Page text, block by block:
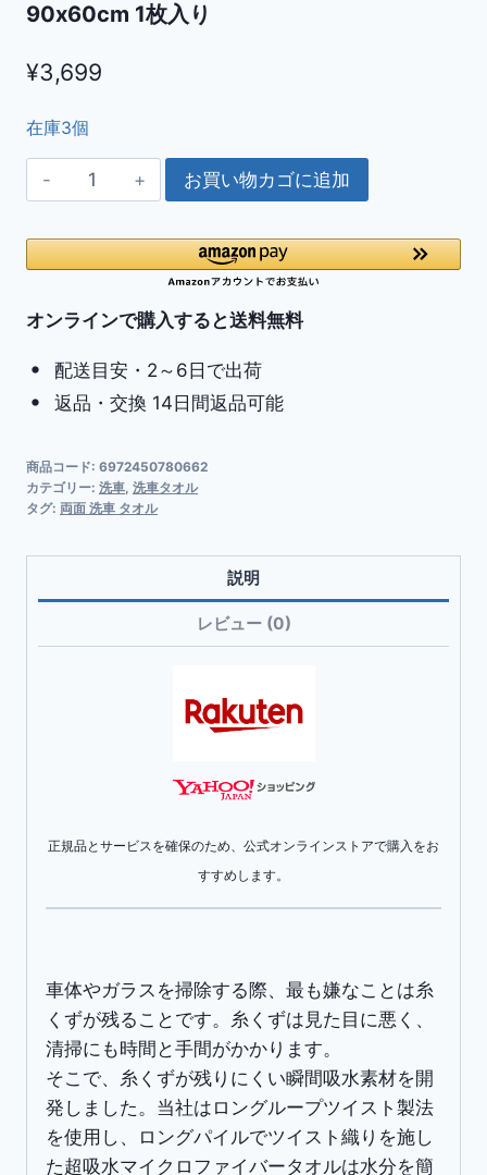
90x60cm 1枚入り
¥3,699
在庫3個
SHSCLY
(シ
ク
ー)
イ
ク
フ
ァ
バ
車
え
大
レ
ー
90x60cm
1
枚
入
お買い物カゴに追加
オンラインで購入すると送料無料
配送目安・2～6日で出荷
返品・交換 14日間返品可能
商品コード: 6972450780662
カテゴリー: 洗車, 洗車タオル
タグ: 両面 洗車 タオル
説明
レビュー (0)
正規品とサービスを確保のため、公式オンラインストアで購入をお
すすめします。
車体やガラスを掃除する際、最も嫌なことは糸
くずが残ることです。糸くずは見た目に悪く、
清掃にも時間と手間がかかります。
そこで、糸くずが残りにくい瞬間吸水素材を開
発しました。当社はロングループツイスト製法
を使用し、ロングパイルでツイスト織りを施し
た超吸水マイクロファイバータオルは水分を簡